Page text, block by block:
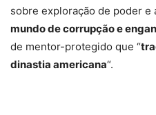
sobre exploração de poder e
mundo de corrupção e
de mentor-protegido que “
dinastia americana“.